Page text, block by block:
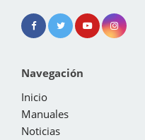
Navegación
Inicio
Manuales
Noticias